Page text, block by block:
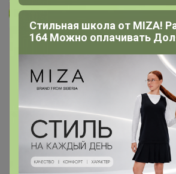
Закупка
29 239
В архиве
"HAPPY LAMA" - Стильный
мама! РАСПРОДАЖА!
Стоп 22 июня 2022 г.
Артемида
Стильная школа от MIZA!
164 Можно оплачивать